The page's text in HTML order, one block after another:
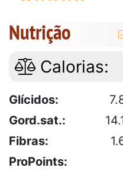
Nutrição
Calorias:
Glícidos:
Gord.sat.:
Fibras:
ProPoints: